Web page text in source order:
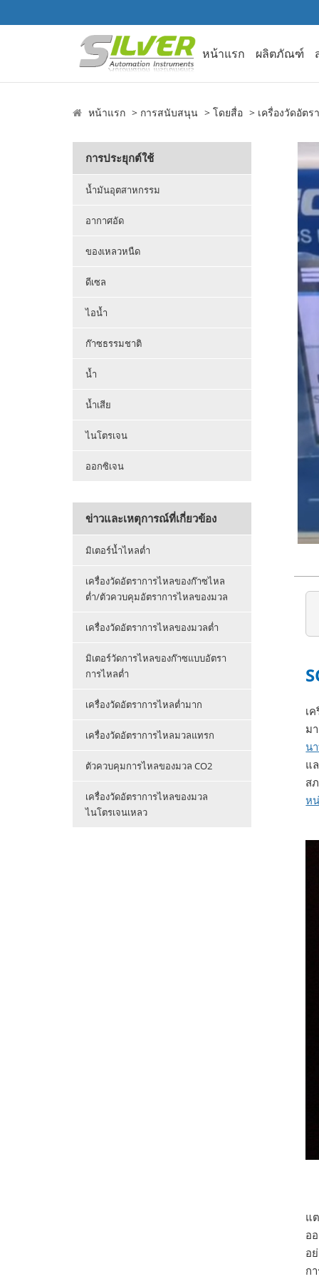
หน้าแรก ผลิตภัณฑ์
หน้าแรก การสนับสนุน โดยสื่อ เครื่องวัดอัตร
การประยุกต์ใช้
น้ำมันอุตสาหกรรม
อากาศอัด
ของเหลวหนืด
ดีเซล
ไอน้ำ
ก๊าซธรรมชาติ
น้ำ
น้ำเสีย
ไนโตรเจน
ออกซิเจน
ข่าวและเหตุการณ์ที่เกี่ยวข้อง
มิเตอร์น้ำไหลต่ำ
เครื่องวัดอัตราการไหลของก๊าซไหล
ต่ำ/ตัวควบคุมอัตราการไหลของมวล
เครื่องวัดอัตราการไหลของมวลต่ำ
มิเตอร์วัดการไหลของก๊าซแบบอัตรา
การไหลต่ำ
เครื่องวัดอัตราการไหลต่ำมาก
เครื่องวัดอัตราการไหลมวลแทรก
ตัวควบคุมการไหลของมวล CO2
เครื่องวัดอัตราการไหลของมวล
ไนโตรเจนเหลว
เ
ม
น
แ
ส
ห
แ
อ
อ
ก